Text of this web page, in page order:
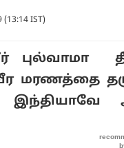
(13:14 IST)
புல்வாமா
மரணத்தை